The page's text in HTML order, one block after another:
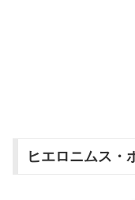
ヒエロニムス・